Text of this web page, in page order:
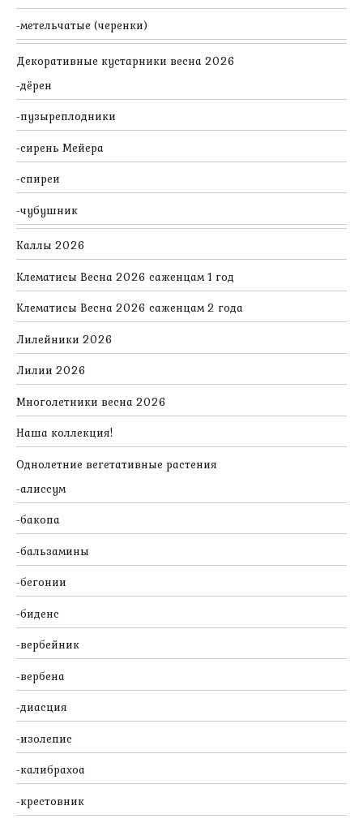
метельчатые (черенки)
Декоративные кустарники весна 2026
дёрен
пузыреплодники
сирень Мейера
спиреи
чубушник
Каллы 2026
Клематисы Весна 2026 саженцам 1 год
Клематисы Весна 2026 саженцам 2 года
Лилейники 2026
Лилии 2026
Многолетники весна 2026
Наша коллекция!
Однолетние вегетативные растения
алиссум
бакопа
бальзамины
бегонии
биденс
вербейник
вербена
диасция
изолепис
калибрахоа
крестовник